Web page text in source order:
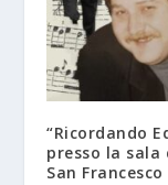
“Ricordando
presso la sala
San